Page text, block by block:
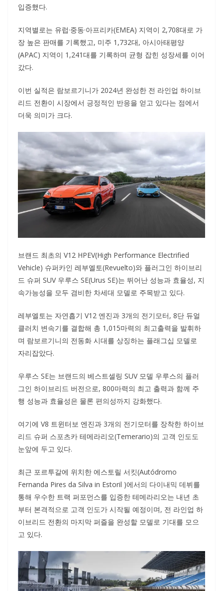
입증했다.
지역별로는 유럽·중동·아프리카(EMEA) 지역이 2,708대로 가
장 높은 판매를 기록했고, 미주 1,732대, 아시아태평양
(APAC) 지역이 1,241대를 기록하며 균형 잡힌 성장세를 이어
갔다.
이번 실적은 람보르기니가 2024년 완성한 전 라인업 하이브
리드 전환이 시장에서 긍정적인 반응을 얻고 있다는 점에서
더욱 의미가 크다.
브랜드 최초의 V12 HPEV(High Performance Electrified
Vehicle) 슈퍼카인 레부엘토(Revuelto)와 플러그인 하이브리
드 슈퍼 SUV 우루스 SE(Urus SE)는 뛰어난 성능과 효율성, 지
속가능성을 모두 겸비한 차세대 모델로 주목받고 있다.
레부엘토는 자연흡기 V12 엔진과 3개의 전기모터, 8단 듀얼
클러치 변속기를 결합해 총 1,015마력의 최고출력을 발휘하
며 람보르기니의 전동화 시대를 상징하는 플래그십 모델로
자리잡았다.
우루스 SE는 브랜드의 베스트셀링 SUV 모델 우루스의 플러
그인 하이브리드 버전으로, 800마력의 최고 출력과 함께 주
행 성능과 효율성은 물론 편의성까지 강화했다.
여기에 V8 트윈터보 엔진과 3개의 전기모터를 장착한 하이브
리드 슈퍼 스포츠카 테메라리오(Temerario)의 고객 인도도
눈앞에 두고 있다.
최근 포르투갈에 위치한 에스토릴 서킷(Autódromo
Fernanda Pires da Silva in Estoril )에서의 다이내믹 데뷔를
통해 우수한 트랙 퍼포먼스를 입증한 테메라리오는 내년 초
부터 본격적으로 고객 인도가 시작될 예정이며, 전 라인업 하
이브리드 전환의 마지막 퍼즐을 완성할 모델로 기대를 모으
고 있다.